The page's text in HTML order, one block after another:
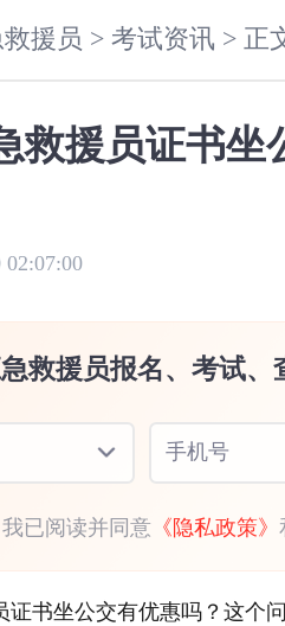
救援员 >考试资讯 > 正
救援员证书坐
02:07:00
救援员报名、考试、
手机号
我已阅读并同意 《隐私政策》
证书坐公交有优惠吗？这个